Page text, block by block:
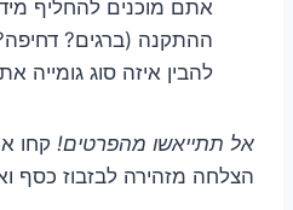
אתם מוכנים להחליף
ההתקנה (ברגים?
להבין איזה סוג גומייה
אל תתייאשו מהפרטים! קחו
הצלחה מזהירה לבזבוז כסף